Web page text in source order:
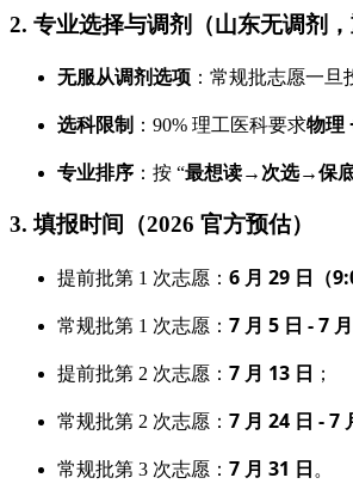
2. 专业选择与调剂（山东无调剂，
无服从调剂选项 ：常规批志愿一旦
选科限制 ：90% 理工医科要求物理
专业排序 ：按 “最想读→次选→保
3. 填报时间（2026 官方预估）
提前批第 1 次志愿： 6 月 29 日（
常规批第 1 次志愿： 7 月 5 日 - 7
提前批第 2 次志愿： 7 月 13 日 ；
常规批第 2 次志愿： 7 月 24 日 - 7
常规批第 3 次志愿： 7 月 31 日 。